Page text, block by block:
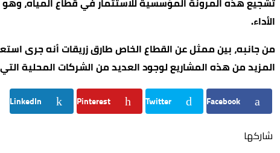
الأداء.
من جانبه، بين ممثل عن القطاع الخاص طارق زريقات أنه جرى
المزيد من هذه المشاريع لوجود العديد من الشركات المحلية
Facebook
Twitter
Pinterest
LinkedIn
‫‫ شاركها‬